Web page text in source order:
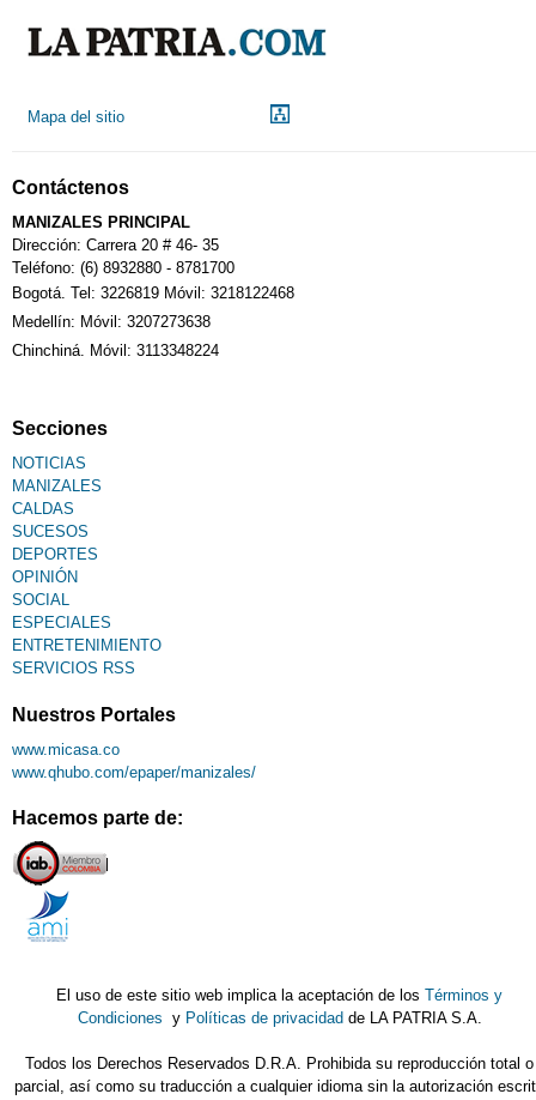
Mapa del sitio
Contáctenos
MANIZALES PRINCIPAL
Dirección: Carrera 20 # 46- 35
Teléfono: (6) 8932880 - 8781700
Bogotá. Tel: 3226819 Móvil: 3218122468
Medellín: Móvil: 3207273638
Chinchiná. Móvil: 3113348224
Secciones
NOTICIAS
MANIZALES
CALDAS
SUCESOS
DEPORTES
OPINIÓN
SOCIAL
ESPECIALES
ENTRETENIMIENTO
SERVICIOS RSS
Nuestros Portales
www.micasa.co
www.qhubo.com/epaper/manizales/
Hacemos parte de:
El uso de este sitio web implica la aceptación de losTérminos y
Condiciones y Políticas de privacidad de LA PATRIA S.A.
Todos los Derechos Reservados D.R.A. Prohibida su reproducción total o
parcial, así como su traducción a cualquier idioma sin la autorización